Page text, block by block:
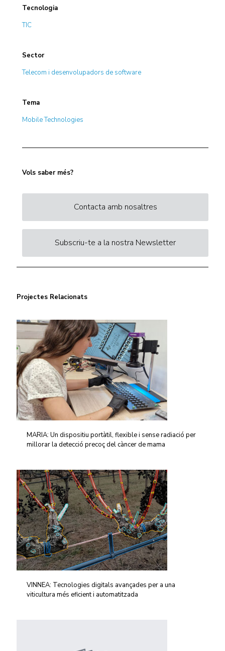
Tecnologia
TIC
Sector
Telecom i desenvolupadors de software
Tema
Mobile Technologies
Vols saber més?
Contacta amb nosaltres
Subscriu-te a la nostra Newsletter
Projectes Relacionats
MARIA: Un dispositiu portàtil, flexible i sense radiació per
millorar la detecció precoç del càncer de mama
VINNEA: Tecnologies digitals avançades per a una
viticultura més eficient i automatitzada